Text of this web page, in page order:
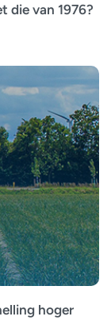
die van 1976?
hoger